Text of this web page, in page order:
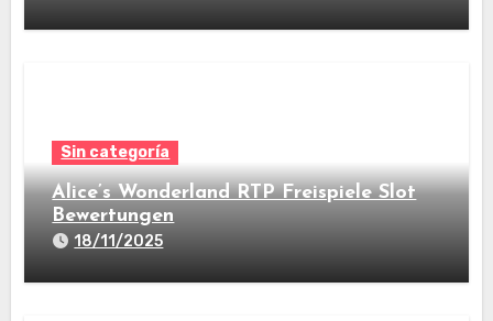
Sin categoría
Alice’s Wonderland RTP Freispiele Slot
Bewertungen
18/11/2025